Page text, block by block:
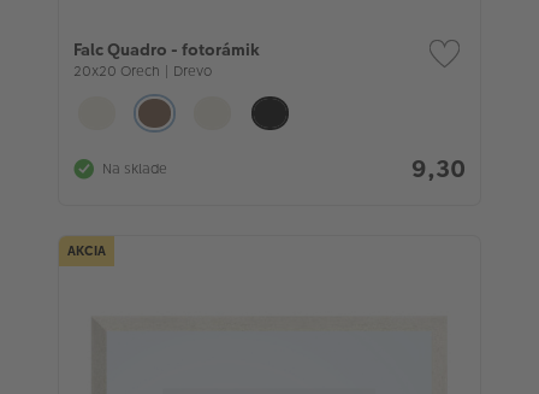
Falc Quadro - fotorámik
20x20 Orech | Drevo
Na sklade 9,30
AKCIA